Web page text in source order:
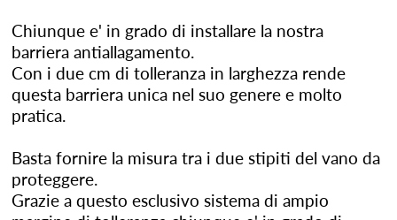
Chiunque e' in grado di installare la nostra
barriera antiallagamento.
Con i due cm di tolleranza in larghezza rende
questa barriera unica nel suo genere e molto
pratica.
Basta fornire la misura tra i due stipiti del vano da
proteggere.
Grazie a questo esclusivo sistema di ampio